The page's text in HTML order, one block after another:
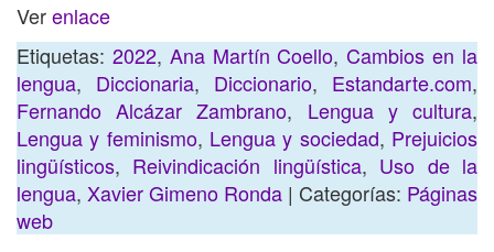
Verenlace
Etiquetas: 2022, Ana Martín Coello,Cambios en la
lengua, Diccionaria, Diccionario, Estandarte.com,
Fernando Alcázar Zambrano, Lengua y cultura,
Lengua y feminismo, Lengua y sociedad, Prejuicios
lingüísticos, Reivindicación lingüística, Uso de la
lengua, Xavier Gimeno Ronda | Categorías: Páginas
web